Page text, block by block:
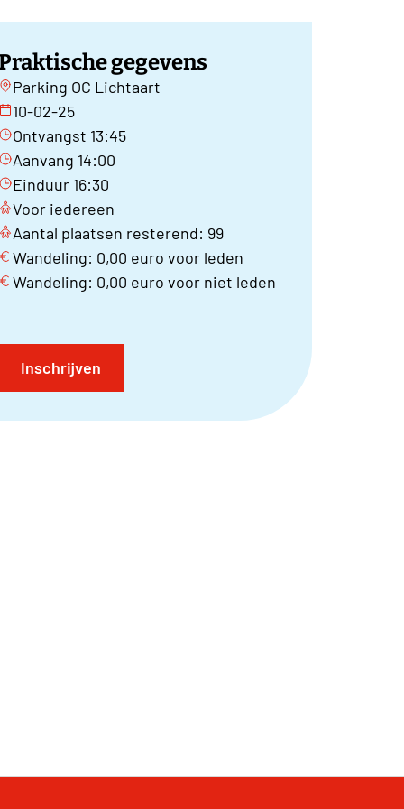
gegevens
Parking OC Lichtaart
10-02-25
Ontvangst 13:45
Aanvang 14:00
Einduur 16:30
Voor iedereen
Aantal plaatsen resterend: 99
Wandeling: 0,00 euro voor leden
Wandeling: 0,00 euro voor niet leden
Inschrijven